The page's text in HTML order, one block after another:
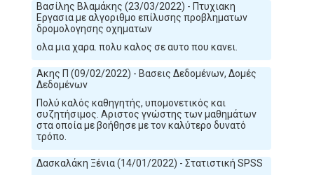
Βασίλης Βλαμάκης (23/03/2022) - Πτυχιακη
Εργασια με αλγοριθμο επίλυσης προβληματων
δρομολογησης οχηματων
ολα μια χαρα. πολυ καλος σε αυτο που κανει.
Ακης Π (09/02/2022) - Βασεις Δεδομένων, Δομές
Δεδομένων
Πολύ καλός καθηγητής, υπομονετικός και
συζητήσιμος. Αριστος γνώστης των μαθημάτων
στα οποία με βοήθησε με τον καλύτερο δυνατό
τρόπο.
Δασκαλάκη Ξένια (14/01/2022) - Στατιστική SPSS